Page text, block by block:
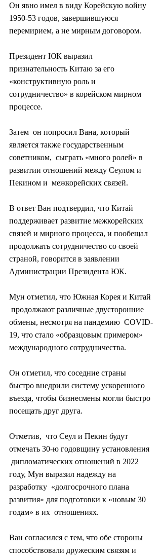
Он явно имел в виду Корейскую войну
1950-53 годов, завершившуюся
перемирием, а не мирным договором.
Президент ЮК выразил
признательность Китаю за его
«конструктивную роль и
сотрудничество» в корейском мирном
процессе.
Затем  он попросил Вана, который
является также государственным
советником,  сыграть «много ролей» в
развитии отношений между Сеулом и
Пекином и  межкорейских связей.
В ответ Ван подтвердил, что Китай
поддерживает развитие межкорейских
связей и мирного процесса, и пообещал
продолжать сотрудничество со своей
страной, говорится в заявлении
Администрации Президента ЮК.
Мун отметил, что Южная Корея и Китай
продолжают различные двусторонние
обмены, несмотря на пандемию  COVID-
19, что стало «образцовым примером»
международного сотрудничества.
Он отметил, что соседние страны
быстро внедрили систему ускоренного
въезда, чтобы бизнесмены могли быстро
посещать друг друга.
Отметив,  что Сеул и Пекин будут
отмечать 30-ю годовщину установления
дипломатических отношений в 2022
году, Мун выразил надежду на
разработку  «долгосрочного плана
развития» для подготовки к «новым 30
годам» в их  отношениях.
Ван согласился с тем, что обе стороны
способствовали дружеским связям и